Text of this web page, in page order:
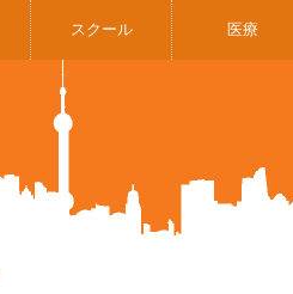
スクール 医療